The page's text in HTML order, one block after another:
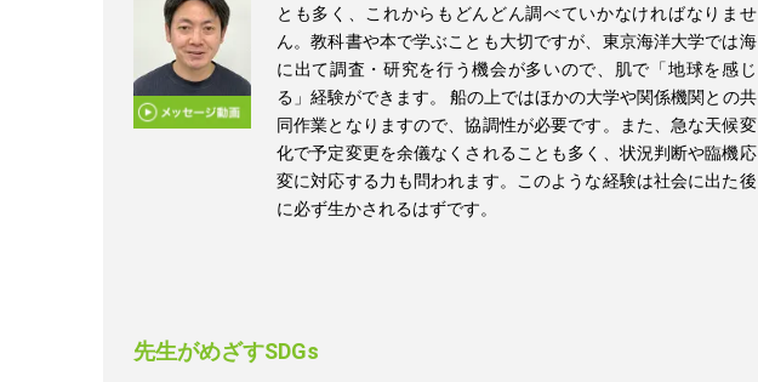
とも多く、これからもどんどん調べていかなければなりませ
ん。教科書や本で学ぶことも大切ですが、東京海洋大学では海
に出て調査・研究を行う機会が多いので、肌で「地球を感じ
る」経験ができます。 船の上ではほかの大学や関係機関との共
同作業となりますので、協調性が必要です。また、急な天候変
化で予定変更を余儀なくされることも多く、状況判断や臨機応
変に対応する力も問われます。このような経験は社会に出た後
に必ず生かされるはずです。
先生がめざすSDGs